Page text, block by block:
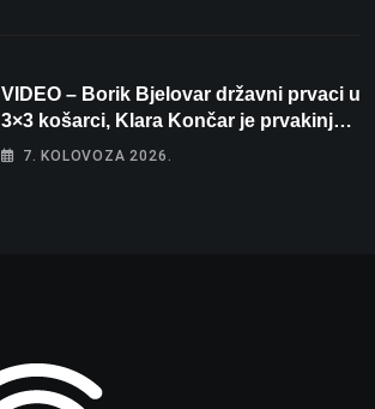
VIDEO – Borik Bjelovar državni prvaci u
3×3 košarci, Klara Končar je prvakinja
Hrvatske u stolnom tenisu!
7. KOLOVOZA 2026.